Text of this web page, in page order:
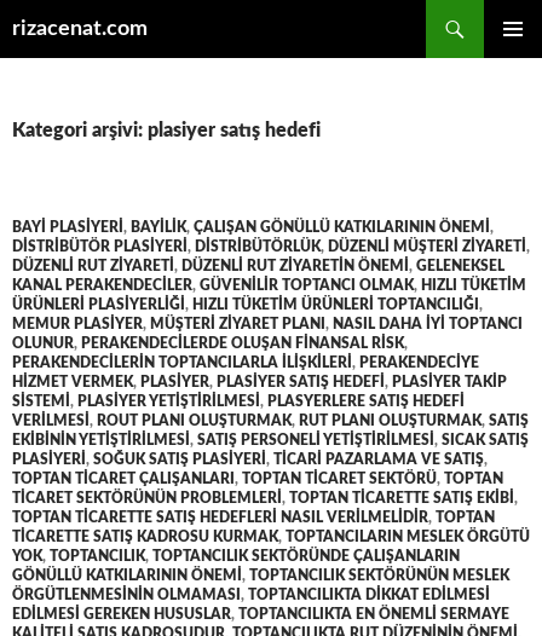
rizacenat.com
Kategori arşivi: plasiyer satış hedefi
BAYI PLASIYERI , BAYILIK, ÇALIŞAN GÖNÜLLÜ KATKILARININ ÖNEMI ,
DISTRIBÜTÖR PLASIYERI , DISTRIBÜTÖRLÜK, DÜZENLI MÜŞTERI ZIYARETI ,
DÜZENLI RUT ZIYARETI , DÜZENLI RUT ZIYARETIN ÖNEMI , GELENEKSEL
KANAL PERAKENDECILER, GÜVENILIR TOPTANCI OLMAK, HIZLI TÜKETIM
ÜRÜNLERI PLASIYERLIĞI , HIZLI TÜKETIM ÜRÜNLERI TOPTANCILIĞI ,
MEMUR PLASIYER, MÜŞTERI ZIYARET PLANI , NASIL DAHA IYI TOPTANCI
OLUNUR, PERAKENDECILERDE OLUŞAN FINANSAL RISK,
PERAKENDECILERIN TOPTANCILARLA ILIŞKILERI , PERAKENDECIYE
HIZMET VERMEK, PLASIYER, PLASIYER SATIŞ HEDEFI , PLASIYER TAKIP
SISTEMI , PLASIYER YETIŞTIRILMESI , PLASYERLERE SATIŞ HEDEFI
VERILMESI , ROUT PLANI OLUŞTURMAK, RUT PLANI OLUŞTURMAK, SATIŞ
EKIBININ YETIŞTIRILMESI , SATIŞ PERSONELI YETIŞTIRILMESI , SICAK SATIŞ
PLASIYERI , SOĞUK SATIŞ PLASIYERI , TICARI PAZARLAMA VE SATIŞ,
TOPTAN TICARET ÇALIŞANLARI , TOPTAN TICARET SEKTÖRÜ, TOPTAN
TICARET SEKTÖRÜNÜN PROBLEMLERI , TOPTAN TICARETTE SATIŞ EKIBI ,
TOPTAN TICARETTE SATIŞ HEDEFLERI NASIL VERILMELIDIR, TOPTAN
TICARETTE SATIŞ KADROSU KURMAK, TOPTANCILARIN MESLEK ÖRGÜTÜ
YOK, TOPTANCILIK, TOPTANCILIK SEKTÖRÜNDE ÇALIŞANLARIN
GÖNÜLLÜ KATKILARININ ÖNEMI , TOPTANCILIK SEKTÖRÜNÜN MESLEK
ÖRGÜTLENMESININ OLMAMASI , TOPTANCILIKTA DIKKAT EDILMESI
EDILMESI GEREKEN HUSUSLAR, TOPTANCILIKTA EN ÖNEMLI SERMAYE